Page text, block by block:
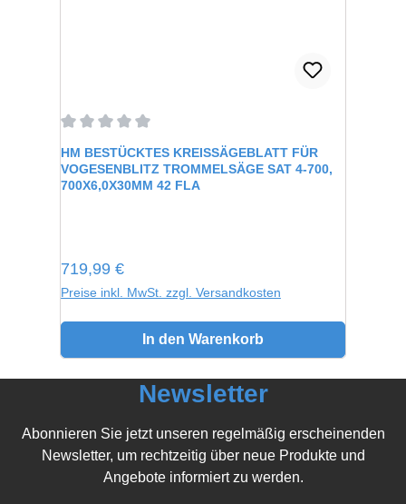
Durchschnittliche Bewertung von 0 von 5 Sternen
HM BESTÜCKTES KREISSÄGEBLATT FÜR
VOGESENBLITZ TROMMELSÄGE SAT 4-700,
700X6,0X30MM 42 FLA
Regulärer Preis:
719,99 €
Preise inkl. MwSt. zzgl. Versandkosten
In den Warenkorb
Newsletter
Abonnieren Sie jetzt unseren regelmäßig erscheinenden
Newsletter, um rechtzeitig über neue Produkte und
Angebote informiert zu werden.